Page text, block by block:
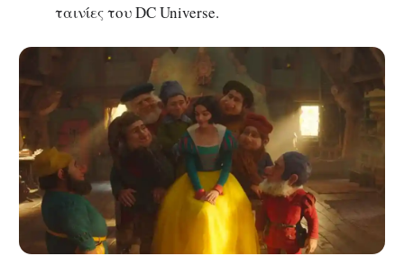
ταινίες του DC Universe.